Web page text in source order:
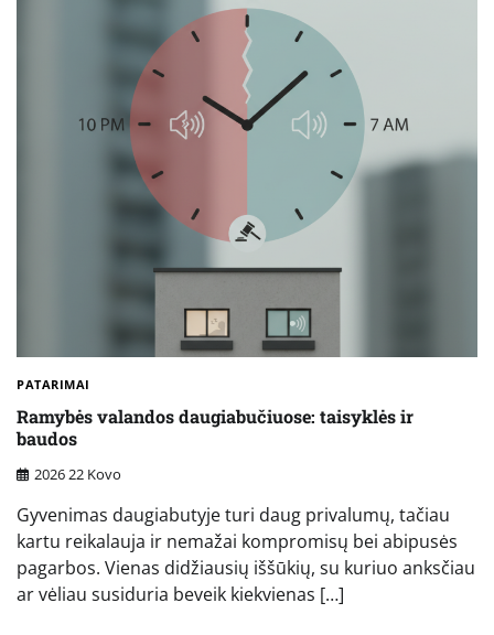
PATARIMAI
Ramybės valandos daugiabučiuose: taisyklės ir
baudos
2026 22 Kovo
Gyvenimas daugiabutyje turi daug privalumų, tačiau
kartu reikalauja ir nemažai kompromisų bei abipusės
pagarbos. Vienas didžiausių iššūkių, su kuriuo anksčiau
ar vėliau susiduria beveik kiekvienas […]